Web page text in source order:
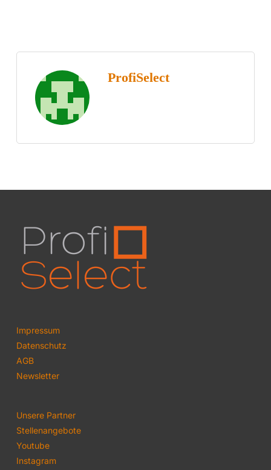
ProfiSelect
Impressum
Datenschutz
AGB
Newsletter
Unsere Partner
Stellenangebote
Youtube
Instagram